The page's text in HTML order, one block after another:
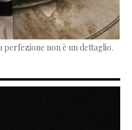
non è un dettaglio.